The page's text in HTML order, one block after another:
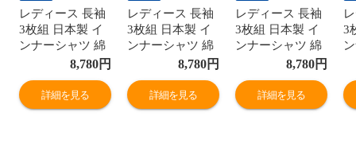
レディース 長袖
3枚組 日本製 イ
ンナーシャツ 綿
100% 8分袖 レー
ス付き 綿ガーゼ
国産 婦人 肌着
G5014B-RT
8,780円
詳細を見る
レディース 長袖
3枚組 日本製 イ
ンナーシャツ 綿
100% 8分袖 レー
ス付き 綿ガーゼ
国産 婦人 肌着
G5014B-RT
8,780円
詳細を見る
レディース 長袖
3枚組 日本製 イ
ンナーシャツ 綿
100% 8分袖 レー
ス付き 綿ガーゼ
国産 婦人 肌着
G5014B-RT
8,780円
詳細を見る
3